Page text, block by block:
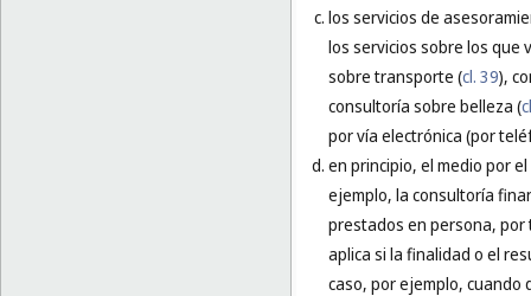
los servicios de
los servicios sobre los que
sobre transporte (cl. 39),
consultoría sobre belleza (
por vía electrónica (por
en principio, el medio por
ejemplo, la consultoría
prestados en persona, por
aplica si la finalidad o el
caso, por ejemplo, cuando